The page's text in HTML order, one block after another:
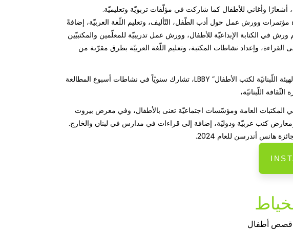
وأغاني للأطفال كما شاركت في مؤلّفات تربويّة وتعليميّة.
وورش عمل حول أدب الطّفل، التّأليف، وتعليم اللّغة العربيّة، إضافةً
ورش في الكتابة الإبداعيّة للأطفال، وورش عمل تدريبيّة للمعلّمين والمكتبيّين
القراءة، وإعداد نشاطات المكتبة، وتعليم اللّغة العربيّة بطرق مقرّبة من
هي عضو في ” الهيئة اللّبنانيّة لكتب الأطفال” LBBY، تشارك سنويّاً في نشاطات أسبوع المطالعة
اللّبنانيّة،
المكتبات العامة ومؤسّسات اجتماعيّة تعنى بالأطفال، وفي معرض بيروت
كتب عربيّة ودوليّة، إضافة إلى قراءات في مدارس في لبنان والخارج.
هانس أندرسن للعام 2024.
قصص أطفال